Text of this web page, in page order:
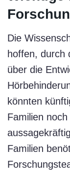
Die
hoffen, durch
über die
könnten
Familien
Familien